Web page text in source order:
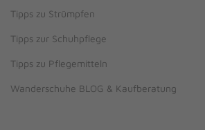
Tipps zu Strümpfen
Tipps zur Schuhpflege
Tipps zu Pflegemitteln
Wanderschuhe BLOG & Kaufberatung